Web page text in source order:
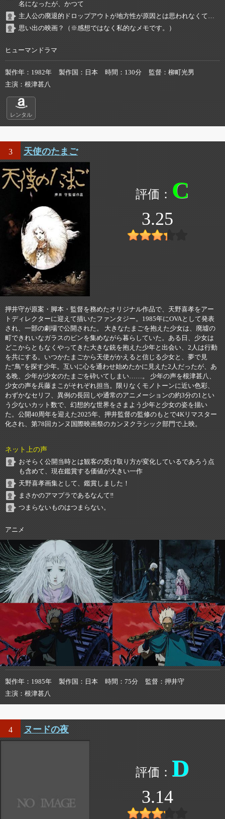
名になったが、かつて
主人公の廃退的ドロップアウトが地方性が原因とは思われなくて…
思い出の映画？（※感想ではなく私的なメモです。）
ヒューマンドラマ
製作年 1982年 製作国 日本 時間 130分 監督
柳町光男
主演
根津甚八
レンタル
3 天使のたまご
C
3.25
押井守が原案・脚本・監督を務めたオリジナル作品で、天野喜孝をアー
トディレクターに迎えて描いたファンタジー。1985年にOVAとして発表
され、一部の劇場で公開された。 大きなたまごを抱えた少女は、廃墟の
町できれいなガラスのビンを集めながら暮らしていた。ある日、少女は
どこからともなくやってきた大きな銃を抱えた少年と出会い、2人は行動
を共にする。いつかたまごから天使がかえると信じる少女と、夢で見
た“鳥”を探す少年。互いに心を通わせ始めたかに見えた2人だったが、あ
る晩、少年が少女のたまごを砕いてしまい……。 少年の声を根津甚八、
少女の声を兵藤まこがそれぞれ担当。限りなくモノトーンに近い色彩、
わずかなセリフ、異例の長回しや通常のアニメーションの約3分の1とい
う少ないカット数で、幻想的な世界をさまよう少年と少女の姿を描い
た。公開40周年を迎えた2025年、押井監督の監修のもとで4Kリマスター
化され、第78回カンヌ国際映画祭のカンヌクラシック部門で上映。
ネット上の声
おそらく公開当時とは観客の受け取り方が変化しているであろう点
も含めて、現在鑑賞する価値が大きい一作
天野喜孝画集として、鑑賞しました！
まさかのアマプラであるなんて‼️
つまらないものはつまらない。
アニメ
製作年 1985年 製作国 日本 時間 75分 監督
押井守
主演
根津甚八
4 ヌードの夜
D
3.14